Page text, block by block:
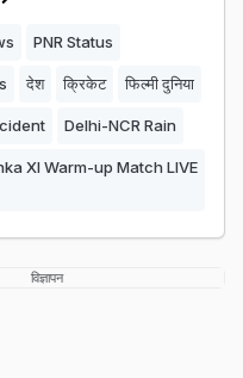
PNR Status
देश क्रिकेट फिल्मी दुनिया
Delhi-NCR Rain
XI Warm-up Match LIVE
विज्ञापन